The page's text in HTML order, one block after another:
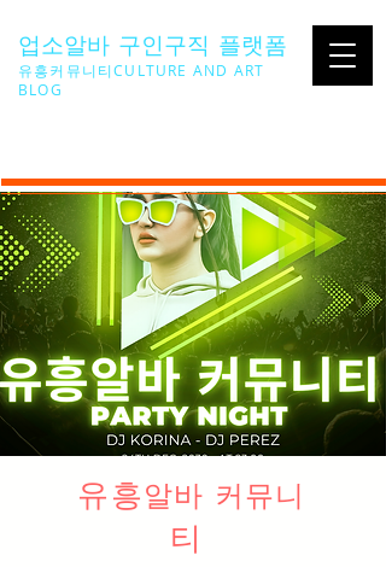
업소알바 구인구직 플랫폼
유흥커뮤니티CULTURE AND ART
BLOG
유흥알바 커뮤니
티